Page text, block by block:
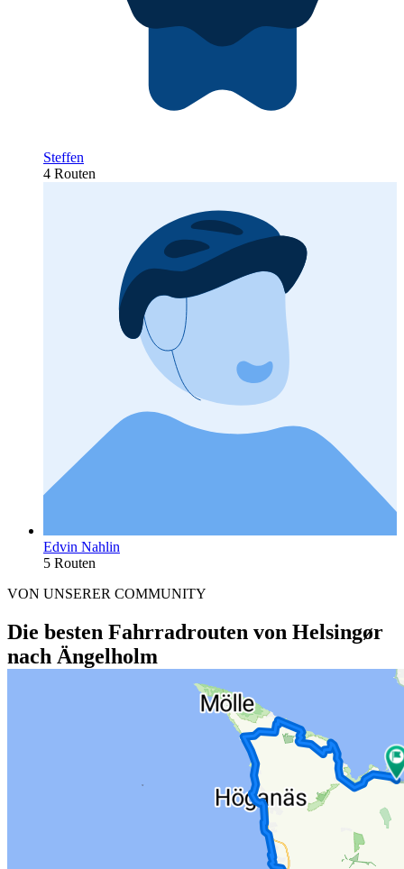
Steffen
4 Routen
Edvin Nahlin
5 Routen
VON UNSERER COMMUNITY
Die besten Fahrradrouten von Helsingør
nach Ängelholm